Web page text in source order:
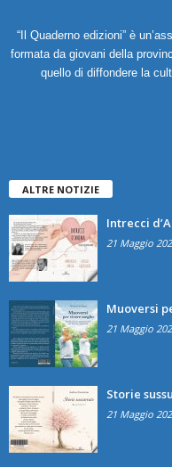
“Il Quaderno edizioni” è
formata da giovani della
quello di diffondere la
ALTRE NOTIZIE
Intrecci
21 Maggio
Muoversi
21 Maggio
Storie
21 Maggio